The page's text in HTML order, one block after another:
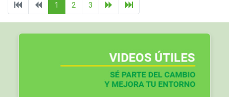
1 2 3